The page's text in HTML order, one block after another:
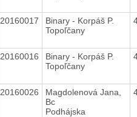
20160017
Binary - Korpáš P.
Topoľčany
20160016
Binary - Korpáš P.
Topoľčany
20160026
Magdolenová Jana,
Bc
Podhájska